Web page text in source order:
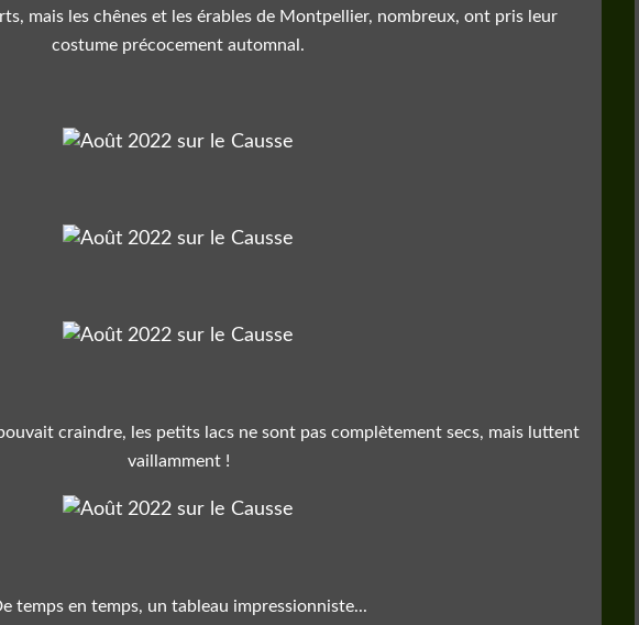
mais les chênes et les érables de Montpellier, nombreux, ont pris leur
costume précocement automnal.
craindre, les petits lacs ne sont pas complètement secs, mais luttent
vaillamment !
temps en temps, un tableau impressionniste...